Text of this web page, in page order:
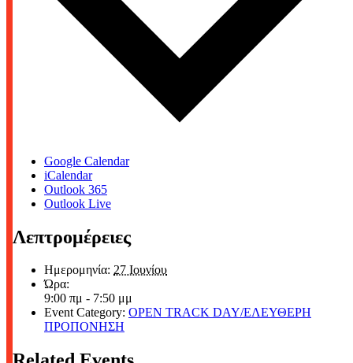
Google Calendar
iCalendar
Outlook 365
Outlook Live
Λεπτρομέρειες
Ημερομηνία: 27 Ιουνίου
Ώρα:
9:00 πμ - 7:50 μμ
Event Category: OPEN TRACK DAY/ΕΛΕΥΘΕΡΗ
ΠΡΟΠΟΝΗΣΗ